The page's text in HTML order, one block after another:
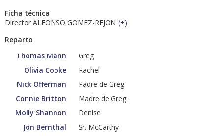
Ficha técnica
Director ALFONSO GOMEZ-REJON (+)
Reparto
Thomas Mann
Greg
Olivia Cooke
Rachel
Nick Offerman
Padre de Greg
Connie Britton
Madre de Greg
Molly Shannon
Denise
Jon Bernthal
Sr. McCarthy